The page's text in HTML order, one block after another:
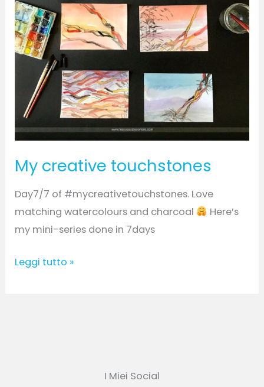
My creative touchstones
Day7/7 of #mycreativetouchstones. Love
matching watercolours and charcoal
Here’s
my mini-series done in 7days
Leggi tutto »
I Miei Social